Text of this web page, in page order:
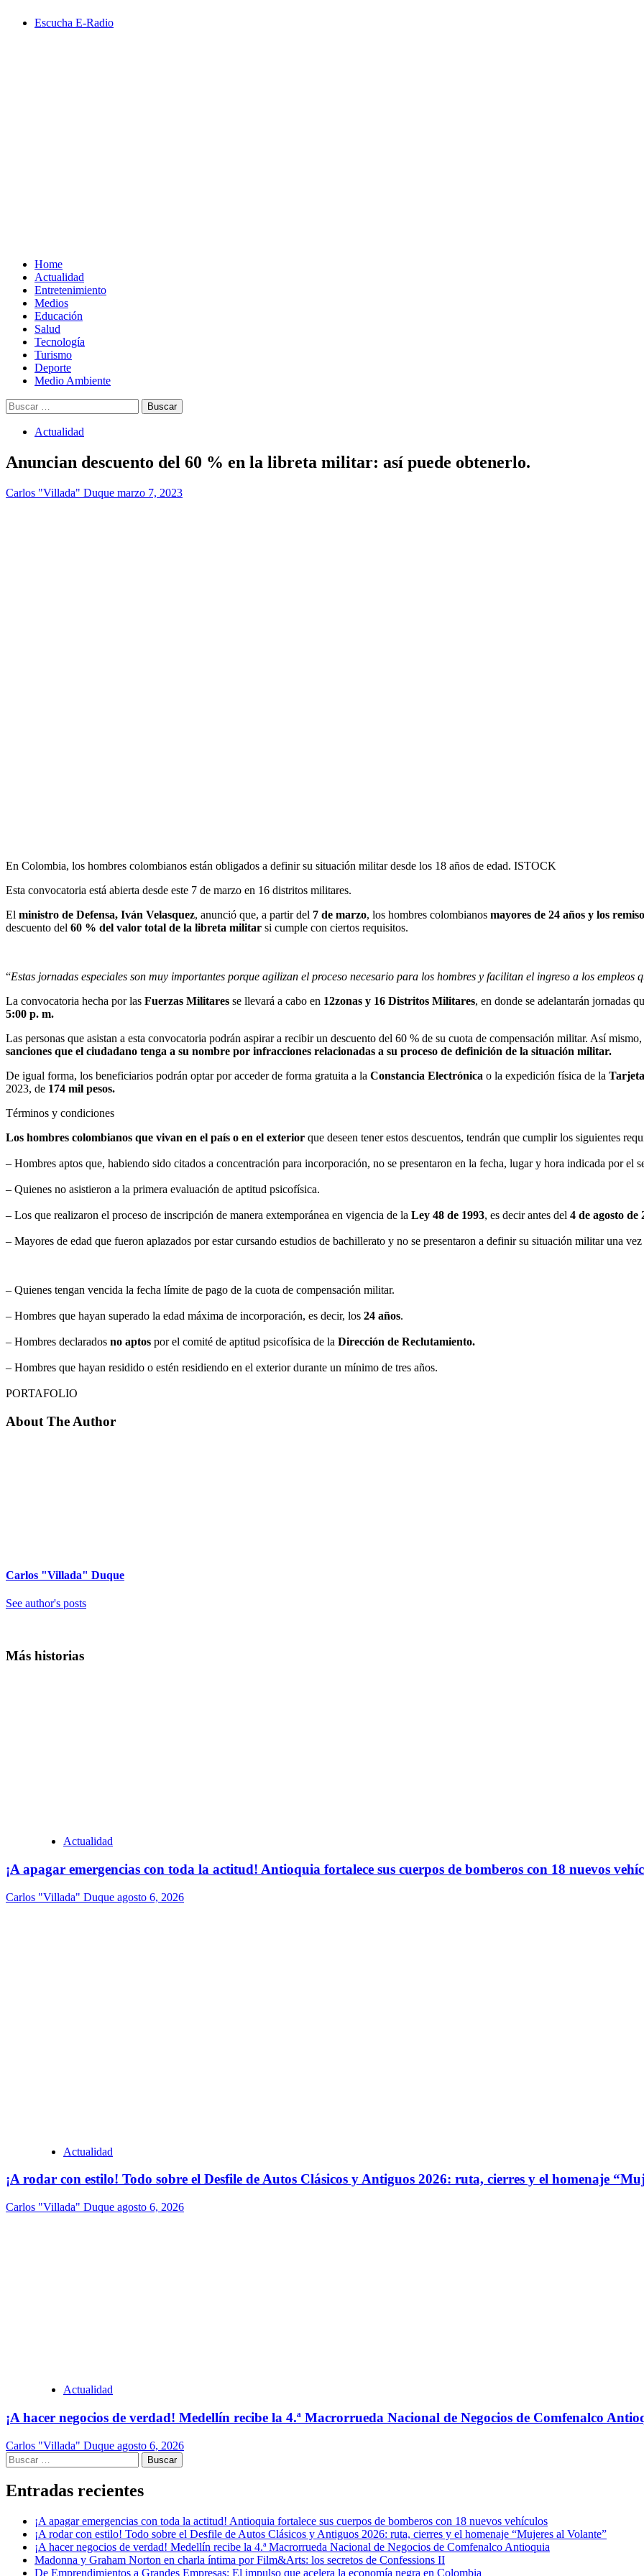
Escucha E-Radio
Home
Actualidad
Entretenimiento
Medios
Educación
Salud
Tecnología
Turismo
Deporte
Medio Ambiente
Buscar:
Actualidad
Anuncian descuento del 60 % en la libreta militar: así puede obtenerlo.
Carlos "Villada" Duque marzo 7, 2023
En Colombia, los hombres colombianos están obligados a definir su situación militar desde los 18 años de edad. ISTOCK
Esta convocatoria está abierta desde este 7 de marzo en 16 distritos militares.
El ministro de Defensa, Iván Velasquez, anunció que, a partir del 7 de marzo, los hombres colombianos mayores de 24 años y los remiso
descuento del 60 % del valor total de la libreta militar si cumple con ciertos requisitos.
“Estas jornadas especiales son muy importantes porque agilizan el proceso necesario para los hombres y facilitan el ingreso a los empleos
La convocatoria hecha por las Fuerzas Militares se llevará a cabo en 12zonas y 16 Distritos Militares, en donde se adelantarán jornadas
5:00 p. m.
Las personas que asistan a esta convocatoria podrán aspirar a recibir un descuento del 60 % de su cuota de compensación militar. Así mismo,
sanciones que el ciudadano tenga a su nombre por infracciones relacionadas a su proceso de definición de la situación militar.
De igual forma, los beneficiarios podrán optar por acceder de forma gratuita a la Constancia Electrónica o la expedición física de la
2023, de 174 mil pesos.
Términos y condiciones
Los hombres colombianos que vivan en el país o en el exterior que deseen tener estos descuentos, tendrán que cumplir los siguientes
– Hombres aptos que, habiendo sido citados a concentración para incorporación, no se presentaron en la fecha, lugar y hora indicada por
– Quienes no asistieron a la primera evaluación de aptitud psicofísica.
– Los que realizaron el proceso de inscripción de manera extemporánea en vigencia de la Ley 48 de 1993, es decir antes del 4 de agosto de
– Mayores de edad que fueron aplazados por estar cursando estudios de bachillerato y no se presentaron a definir su situación militar una
– Quienes tengan vencida la fecha límite de pago de la cuota de compensación militar.
– Hombres que hayan superado la edad máxima de incorporación, es decir, los 24 años.
– Hombres declarados no aptos por el comité de aptitud psicofísica de la Dirección de Reclutamiento.
– Hombres que hayan residido o estén residiendo en el exterior durante un mínimo de tres años.
PORTAFOLIO
About The Author
Carlos "Villada" Duque
See author's posts
Más historias
Actualidad
¡A apagar emergencias con toda la actitud! Antioquia fortalece sus cuerpos de bomberos con 18 nuevos
Carlos "Villada" Duque agosto 6, 2026
Actualidad
¡A rodar con estilo! Todo sobre el Desfile de Autos Clásicos y Antiguos 2026: ruta, cierres y el homenaje
Carlos "Villada" Duque agosto 6, 2026
Actualidad
¡A hacer negocios de verdad! Medellín recibe la 4.ª Macrorrueda Nacional de Negocios de Comfenalco
Carlos "Villada" Duque agosto 6, 2026
Buscar:
Entradas recientes
¡A apagar emergencias con toda la actitud! Antioquia fortalece sus cuerpos de bomberos con 18 nuevos vehículos
¡A rodar con estilo! Todo sobre el Desfile de Autos Clásicos y Antiguos 2026: ruta, cierres y el homenaje “Mujeres al Volante”
¡A hacer negocios de verdad! Medellín recibe la 4.ª Macrorrueda Nacional de Negocios de Comfenalco Antioquia
Madonna y Graham Norton en charla íntima por Film&Arts: los secretos de Confessions II
De Emprendimientos a Grandes Empresas: El impulso que acelera la economía negra en Colombia